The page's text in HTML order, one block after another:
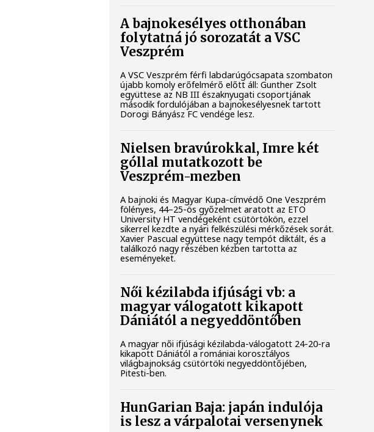
A bajnokesélyes otthonában
folytatná jó sorozatát a VSC
Veszprém
A VSC Veszprém férfi labdarúgócsapata szombaton
újabb komoly erőfelmérő előtt áll: Gunther Zsolt
együttese az NB III északnyugati csoportjának
második fordulójában a bajnokesélyesnek tartott
Dorogi Bányász FC vendége lesz.
Nielsen bravúrokkal, Imre két
góllal mutatkozott be
Veszprém-mezben
A bajnoki és Magyar Kupa-címvédő One Veszprém
fölényes, 44–25-ös győzelmet aratott az ETO
University HT vendégeként csütörtökön, ezzel
sikerrel kezdte a nyári felkészülési mérkőzések sorát.
Xavier Pascual együttese nagy tempót diktált, és a
találkozó nagy részében kézben tartotta az
eseményeket.
Női kézilabda ifjúsági vb: a
magyar válogatott kikapott
Dániától a negyeddöntőben
A magyar női ifjúsági kézilabda-válogatott 24-20-ra
kikapott Dániától a romániai korosztályos
világbajnokság csütörtöki negyeddöntőjében,
Pitesti-ben.
HunGarian Baja: japán indulója
is lesz a várpalotai versenynek